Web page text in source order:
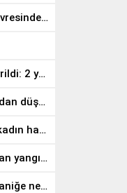
Nusaybinde Sulama kanalı çevresindeki yangında meyve ağaçları zarar gördü
Nusaybin’de Kek yüklü TIR devrildi: 2 yaralı
Nusaybin’de Evin 3’üncü katından düşen genç hayatını kaybetti
Nusaybin’de sokakta bayılan kadın hastaneye kaldırıldı
Nusaybin’de evin damında çıkan yangın söndürüldü
Nusaybin’de kuru ot yangını paniğe neden oldu